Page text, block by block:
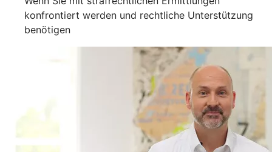
konfrontiert werden und rechtliche Unterstützung
benötigen